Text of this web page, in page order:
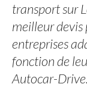
transport sur
meilleur devis
entreprises
fonction de
Autocar-